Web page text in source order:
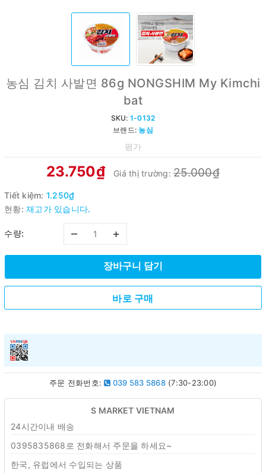
농심 김치 사발면 86g NONGSHIM My Kimchi
bat
SKU: 1-0132
브랜드:농심
평가
23.750₫ Giá thị trường:25.000₫
Tiết kiệm: 1.250₫
현황: 재고가 있습니다.
수량: – +
장바구니 담기
바로 구매
주문 전화번호: 039 583 5868(7:30-23:00)
S MARKET VIETNAM
24시간이내 배송
0395835868로 전화해서 주문을 하세요~
한국, 유럽에서 수입되는 상품